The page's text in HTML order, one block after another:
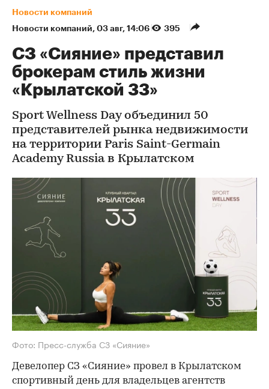
Новости компаний
Новости компаний⁠, 03 авг, 14:06 395
СЗ «Сияние» представил
брокерам стиль жизни
«Крылатской 33»
Sport Wellness Day объединил 50
представителей рынка недвижимости
на территории Paris Saint-Germain
Academy Russia в Крылатском
Фото: Пресс-служба СЗ «Сияние»
Девелопер СЗ «Сияние» провел в Крылатском
спортивный день для владельцев агентств